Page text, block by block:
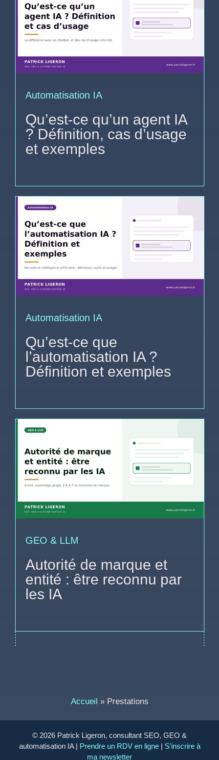
Automatisation IA
Qu’est-ce qu’un agent IA
? Définition, cas d’usage
et exemples
Automatisation IA
Qu’est-ce que
l’automatisation IA ?
Définition et exemples
GEO & LLM
Autorité de marque et
entité : être reconnu par
les IA
Accueil » Prestations
© 2026 Patrick Ligeron, consultant SEO, GEO &
automatisation IA | Prendre un RDV en ligne| S'inscrire à
ma newsletter